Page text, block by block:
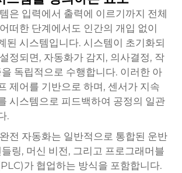
은 입력에서 출력에 이르기까지 전체
떠한 단계에서도 인간의 개입 없이
된 시스템입니다. 시스템이 초기화되
정되면, 자동화가 감지, 의사결정, 작
독립적으로 수행합니다. 이러한 아
제어를 기반으로 하며, 센서가 지속
시스템으로 피드백하여 공정의 일관
.
전 자동화는 일반적으로 통합된 운반
링, 머신 비전, 그리고 프로그래머블
가 협업하는 방식을 포함합니다.